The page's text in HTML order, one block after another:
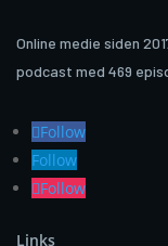
Online medie siden
podcast med 469
Follow
Follow
Follow
Links